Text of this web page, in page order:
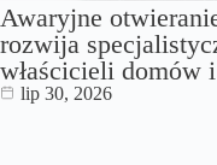
Awaryjne
rozwija
właścicieli domów
lip 30, 2026